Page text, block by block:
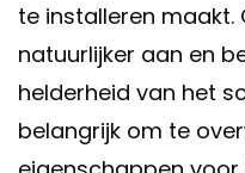
te installeren
natuurlijker aan en
helderheid van het
belangrijk om te